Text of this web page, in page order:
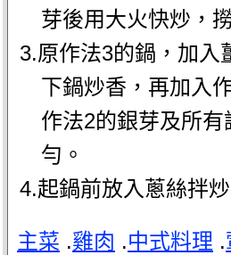
芽後用大火快炒，
3.原作法3的鍋，加入
下鍋炒香，再加入
作法2的銀芽及所有
勻。
4.起鍋前放入蔥絲拌
主菜 .雞肉 .中式料理 .